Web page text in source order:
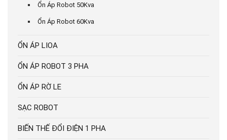
Ổn Áp Robot 50Kva
Ổn Áp Robot 60Kva
ỔN ÁP LIOA
ỔN ÁP ROBOT 3 PHA
ỔN ÁP RỜ LE
SẠC ROBOT
BIẾN THẾ ĐỔI ĐIỆN 1 PHA